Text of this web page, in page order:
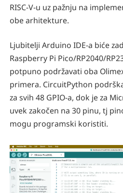
RISC-V-u uz pažnju na
obe arhitekture.
Ljubitelji Arduino IDE-a biće
Raspberry Pi Pico/RP2040/
potpuno podržavati oba
primera. CircuitPython
za svih 48 GPIO-a, dok je za
uvek zakočen na 30 pinu, tj
mogu programski koristiti.